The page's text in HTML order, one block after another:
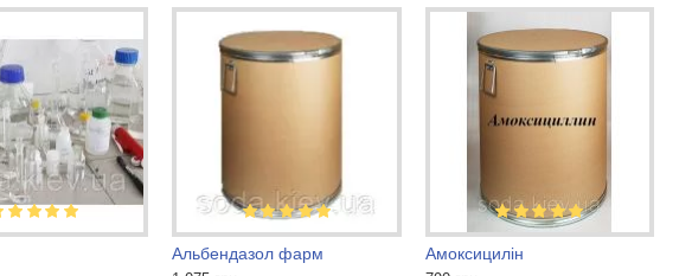
Альбендазол фарм Амоксицилін